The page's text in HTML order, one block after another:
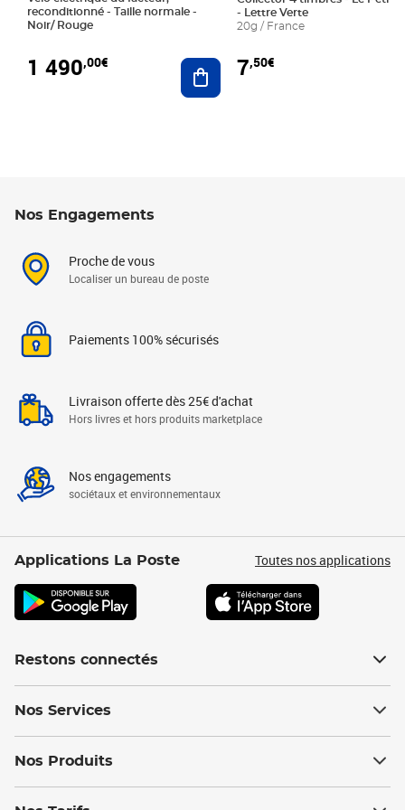
reconditionné - Taille normale -
Noir/ Rouge
1 490,00€ Ajouter au panier
- Lettre Verte
20g / France
7,50€
Nos Engagements
Proche de vous
Localiser un bureau de poste
Paiements 100% sécurisés
Livraison offerte dès 25€ d'achat
Hors livres et hors produits marketplace
Nos engagements
sociétaux et environnementaux
Applications La Poste Toutes nos applications
Restons connectés
Nos Services
Nos Produits